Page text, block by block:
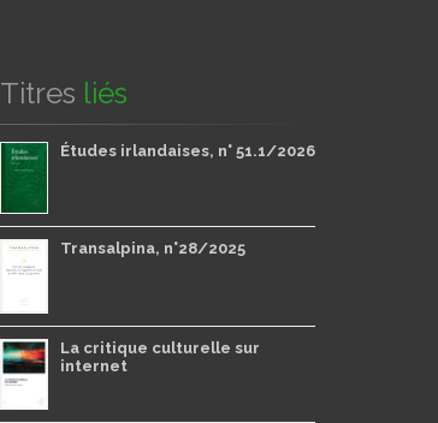
Titres liés
Études irlandaises, n° 51.1/2026
Transalpina, n°28/2025
La critique culturelle sur
internet